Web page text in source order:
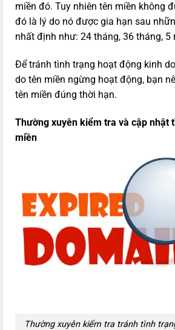
miền đó. Tuy nhiên tên miền không
đó là lý do nó được gia hạn sau
nhất định như: 24 tháng, 36 tháng, 5
Để tránh tình trạng hoạt động kinh
do tên miền ngừng hoạt động, bạn
tên miền đúng thời hạn.
Thường xuyên kiểm tra và cập nhật
miền
Thường xuyên kiểm tra tránh tình